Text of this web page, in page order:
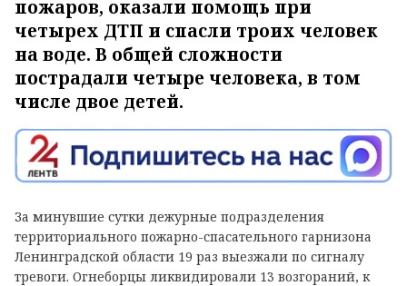
пожаров, оказали помощь при
четырех ДТП и спасли троих человек
на воде. В общей сложности
пострадали четыре человека, в том
числе двое детей.
За минувшие сутки дежурные подразделения
территориального пожарно-спасательного гарнизона
Ленинградской области 19 раз выезжали по сигналу
тревоги. Огнеборцы ликвидировали 13 возгораний, к